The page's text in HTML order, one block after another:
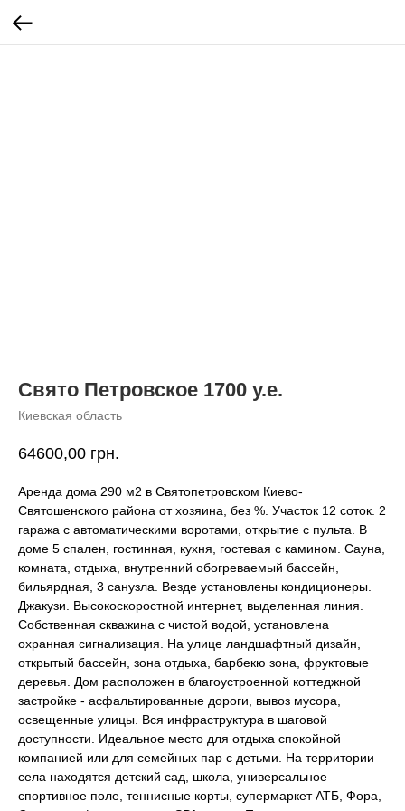
Свято Петровское 1700 у.е.
Киевская область
64600,00 грн.
Аренда дома 290 м2 в Святопетровском Киево-
Святошенского района от хозяина, без %. Участок 12 соток. 2
гаража с автоматическими воротами, открытие с пульта. В
доме 5 спален, гостинная, кухня, гостевая с камином. Сауна,
комната, отдыха, внутренний обогреваемый бассейн,
бильярдная, 3 санузла. Везде установлены кондиционеры.
Джакузи. Высокоскоростной интернет, выделенная линия.
Собственная скважина с чистой водой, установлена
охранная сигнализация. На улице ландшафтный дизайн,
открытый бассейн, зона отдыха, барбекю зона, фруктовые
деревья. Дом расположен в благоустроенной коттеджной
застройке - асфальтированные дороги, вывоз мусора,
освещенные улицы. Вся инфраструктура в шаговой
доступности. Идеальное место для отдыха спокойной
компанией или для семейных пар с детьми. На территории
села находятся детский сад, школа, универсальное
спортивное поле, теннисные корты, супермаркет АТБ, Фора,